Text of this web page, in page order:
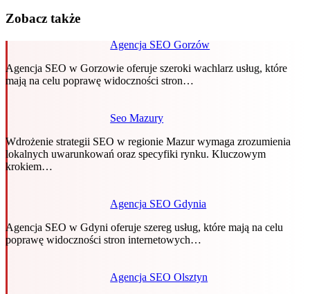
Zobacz także
Agencja SEO Gorzów
Agencja SEO w Gorzowie oferuje szeroki wachlarz usług, które
mają na celu poprawę widoczności stron…
Seo Mazury
Wdrożenie strategii SEO w regionie Mazur wymaga zrozumienia
lokalnych uwarunkowań oraz specyfiki rynku. Kluczowym
krokiem…
Agencja SEO Gdynia
Agencja SEO w Gdyni oferuje szereg usług, które mają na celu
poprawę widoczności stron internetowych…
Agencja SEO Olsztyn